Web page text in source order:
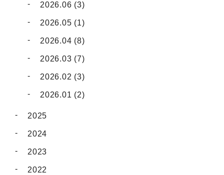
2026.06 (3)
2026.05 (1)
2026.04 (8)
2026.03 (7)
2026.02 (3)
2026.01 (2)
2025
2024
2023
2022